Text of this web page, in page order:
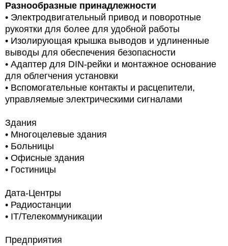
Разнообразные принадлежности
• Электродвигательный привод и поворотные
рукоятки для более для удобной работы
• Изолирующая крышка выводов и удлиненные
выводы для обеспечения безопасности
• Адаптер для DIN-рейки и монтажное основание
для облегчения установки
• Вспомогательные контакты и расцепители,
управляемые электрическими сигналами
Здания
• Многоцелевые здания
• Больницы
• Офисные здания
• Гостиницы
Дата-Центры
• Радиостанции
• IT/Телекоммуникации
Предприятия